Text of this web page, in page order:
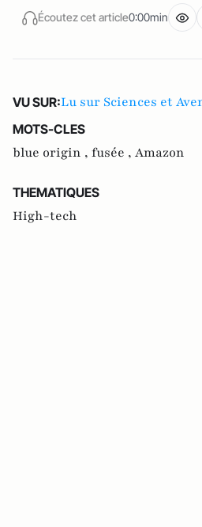
Écoutez cet article0:00min
VU SUR:Lu sur Sciences et
MOTS-CLES
blue origin , fusée , Amazon
THEMATIQUES
High-tech